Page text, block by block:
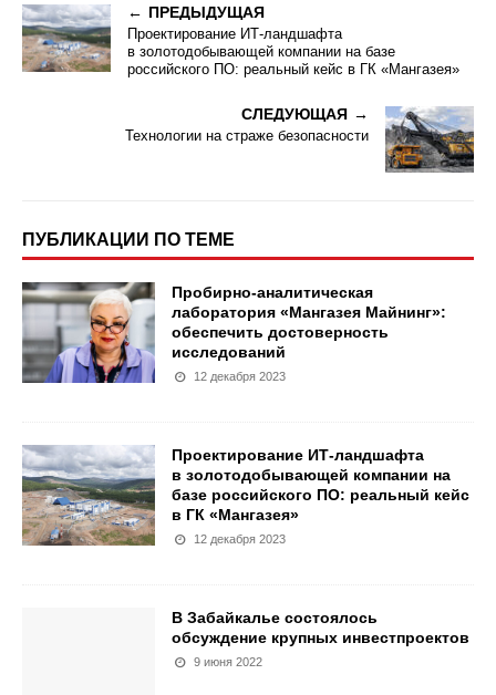
ПРЕДЫДУЩАЯ
Проектирование ИТ-ландшафта
в золотодобывающей компании на базе
российского ПО: реальный кейс в ГК «Мангазея»
СЛЕДУЮЩАЯ
Технологии на страже безопасности
ПУБЛИКАЦИИ ПО ТЕМЕ
Пробирно-аналитическая
лаборатория «Мангазея Майнинг»:
обеспечить достоверность
исследований
12 декабря 2023
Проектирование ИТ-ландшафта
в золотодобывающей компании на
базе российского ПО: реальный кейс
в ГК «Мангазея»
12 декабря 2023
В Забайкалье состоялось
обсуждение крупных инвестпроектов
9 июня 2022